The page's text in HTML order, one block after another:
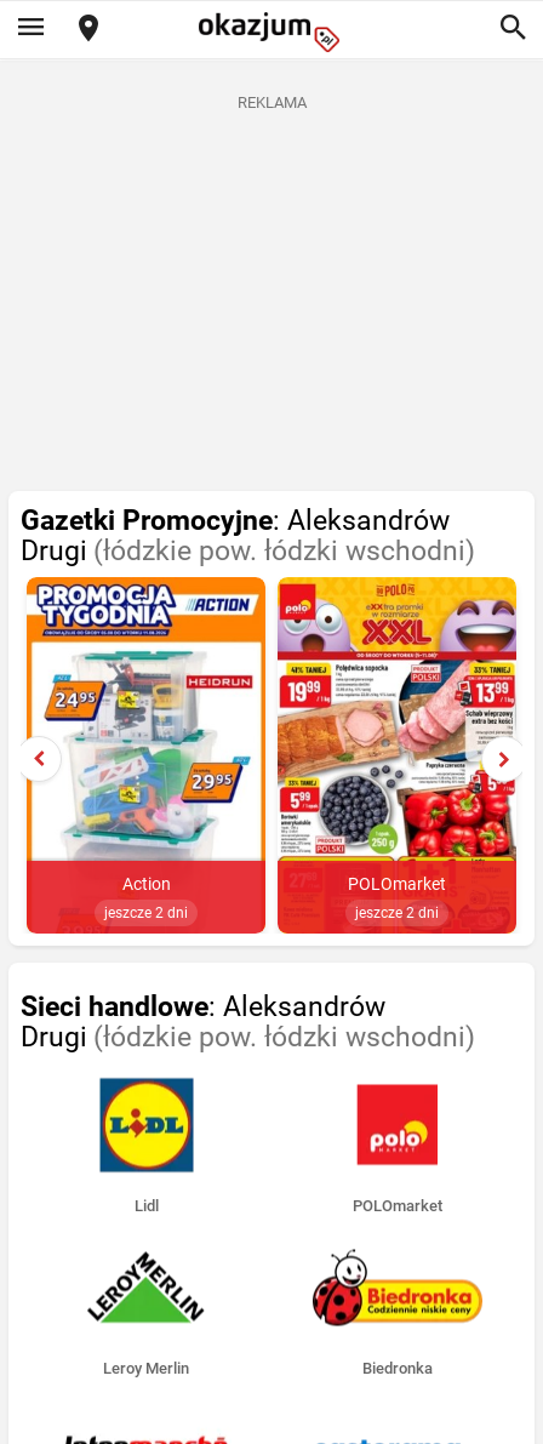
REKLAMA
Gazetki Promocyjne: Aleksandrów
Drugi (łódzkie pow. łódzki wschodni)
Action
jeszcze 2 dni
POLOmarket
jeszcze 2 dni
Sieci handlowe: Aleksandrów
Drugi (łódzkie pow. łódzki wschodni)
Lidl POLOmarket
Leroy Merlin Biedronka